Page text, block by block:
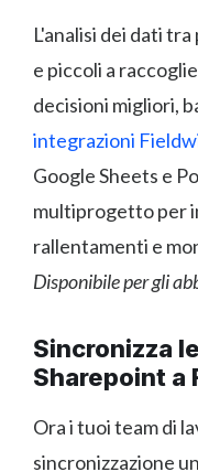
L'analisi dei dati
e piccoli a
decisioni migliori,
integrazioni
Google Sheets e
multiprogetto per
rallentamenti e
Disponibile per gli
Sincronizza
Sharepoint a
Ora i tuoi team di
sincronizzazione